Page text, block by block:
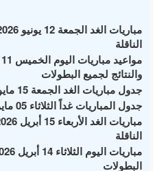
الناقلة
والنتائج لجميع البطولات
جدول مباريات الغد الجمعة 15 مايو 2026 - مواعيد وقنوات النقل
جدول المباريات غداً الثلاثاء 05 مايو 2026 - كل المواعيد والبطولات
الناقلة
البطولات